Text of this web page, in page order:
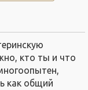
кто ты и что
как общий